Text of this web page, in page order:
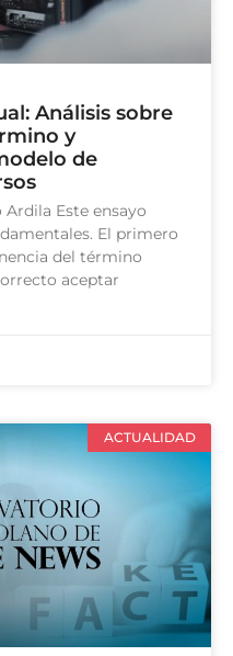
Análisis sobre
y
de
Ardila Este ensayo
El primero
del término
aceptar
ACTUALIDAD